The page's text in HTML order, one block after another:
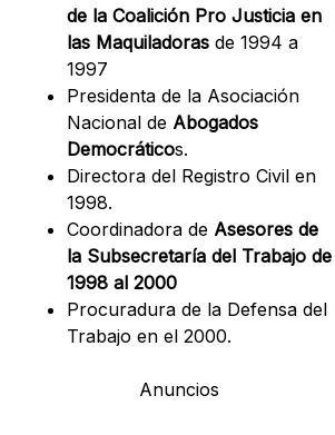
de la Coalición Pro Justicia en
las Maquiladoras de 1994 a
1997
Presidenta de la Asociación
Nacional de Abogados
Democráticos.
Directora del Registro Civil en
1998.
Coordinadora de Asesores de
la Subsecretaría del Trabajo de
1998 al 2000
Procuradura de la Defensa del
Trabajo en el 2000.
Anuncios